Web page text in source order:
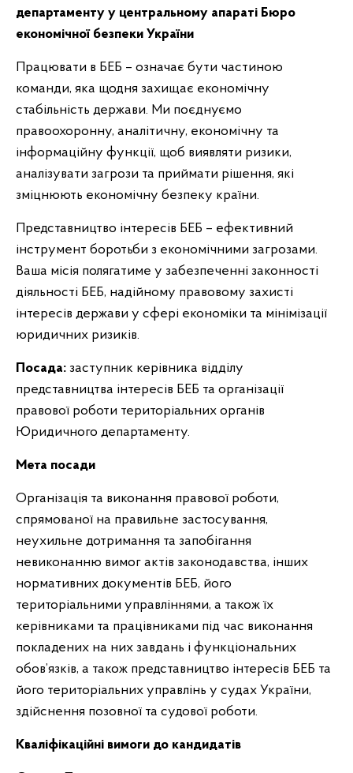
департаменту у центральному апараті Бюро
економічної безпеки України
Працювати в БЕБ – означає бути частиною
команди, яка щодня захищає економічну
стабільність держави. Ми поєднуємо
правоохоронну, аналітичну, економічну та
інформаційну функції, щоб виявляти ризики,
аналізувати загрози та приймати рішення, які
зміцнюють економічну безпеку країни.
Представництво інтересів БЕБ – ефективний
інструмент боротьби з економічними загрозами.
Ваша місія полягатиме у забезпеченні законності
діяльності БЕБ, надійному правовому захисті
інтересів держави у сфері економіки та мінімізації
юридичних ризиків.
Посада: заступник керівника відділу
представництва інтересів БЕБ та організації
правової роботи територіальних органів
Юридичного департаменту.
Мета посади
Організація та виконання правової роботи,
спрямованої на правильне застосування,
неухильне дотримання та запобігання
невиконанню вимог актів законодавства, інших
нормативних документів БЕБ, його
територіальними управліннями, а також їх
керівниками та працівниками під час виконання
покладених на них завдань і функціональних
обов’язків, а також представництво інтересів БЕБ та
його територіальних управлінь у судах України,
здійснення позовної та судової роботи.
Кваліфікаційні вимоги до кандидатів